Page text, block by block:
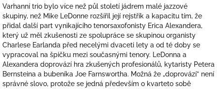
Varhanní trio bylo více než půl století jádrem malé jazzové
skupiny, než Mike LeDonne rozšířil její rejstřík a kapacitu tím, že
přidal další part vynikajícího tenorsaxofonisty Erica Alexandera,
který už měl zkušenosti ze spolupráce se skupinou organisty
Charlese Earlanda před necelými dvaceti lety a od té doby se
vypracoval na špičku mezi současnými tenory. LeDonna a
Alexandera doprovází hra zkušených profesionálů, kytaristy Petera
Bernsteina a bubeníka Joe Farnswortha. Možná že „doprovází” není
správné slovo, protože se jedná především o kvarteto sobě